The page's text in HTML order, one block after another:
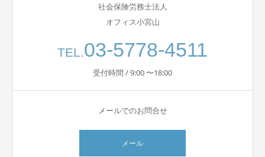
社会保険労務士法人
オフィス小宮山
TEL.03-5778-4511
受付時間 / 9:00 〜18:00
メールでのお問合せ
メール